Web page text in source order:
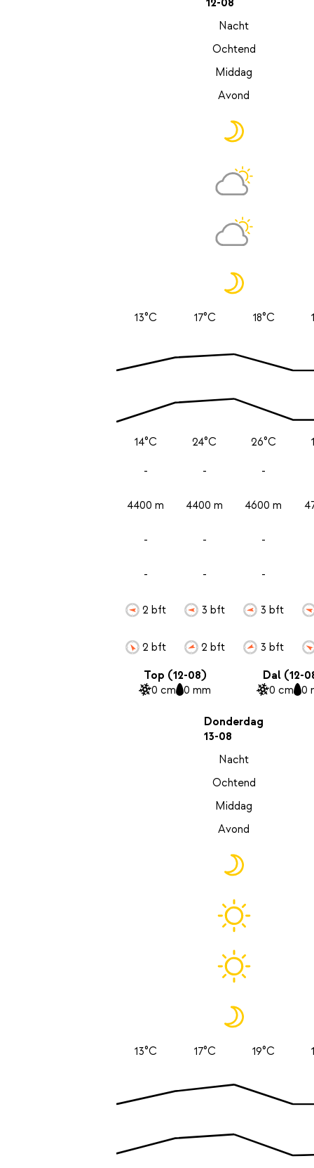
12-08
Nacht
Ochtend
Middag
Avond
13°C
14°C
-
4400 m
-
-
2 bft
2 bft
17°C
24°C
-
4400 m
-
-
3 bft
2 bft
18°C
26°C
-
4600 m
-
-
3 bft
3 bft
Top (12-08)
0 cm 0 mm
Dal (12-
0 cm 0
Donderdag
13-08
Nacht
Ochtend
Middag
Avond
13°C 17°C 19°C